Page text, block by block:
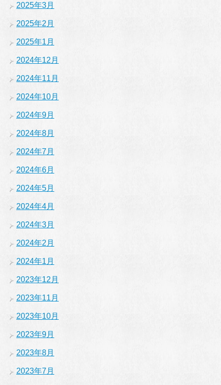
2025年3月
2025年2月
2025年1月
2024年12月
2024年11月
2024年10月
2024年9月
2024年8月
2024年7月
2024年6月
2024年5月
2024年4月
2024年3月
2024年2月
2024年1月
2023年12月
2023年11月
2023年10月
2023年9月
2023年8月
2023年7月